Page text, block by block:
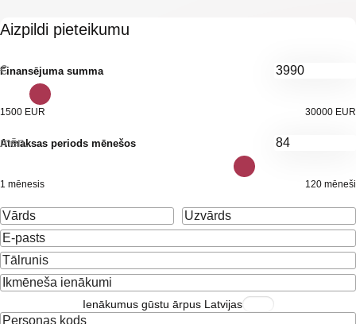
Aizpildi pieteikumu
Finansējuma summa
€
1500 EUR 30000 EUR
Atmaksas periods mēnešos
mēn.
1 mēnesis 120 mēneši
Ienākumus gūstu ārpus Latvijas